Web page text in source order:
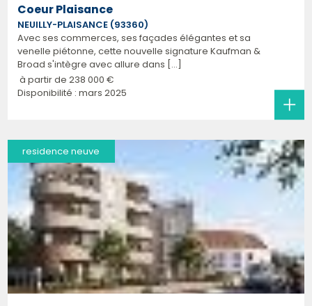
Coeur Plaisance
NEUILLY-PLAISANCE (93360)
Avec ses commerces, ses façades élégantes et sa
venelle piétonne, cette nouvelle signature Kaufman &
Broad s'intègre avec allure dans [...]
à partir de 238 000 €
Disponibilité : mars 2025
residence neuve